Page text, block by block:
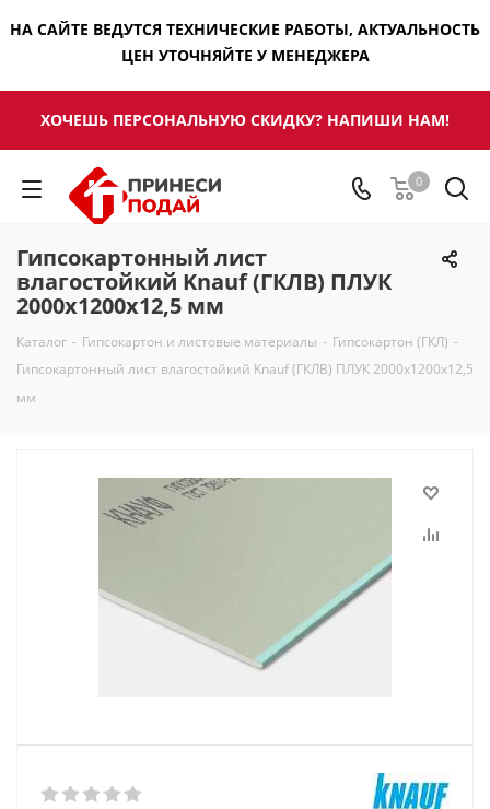
НА САЙТЕ ВЕДУТСЯ ТЕХНИЧЕСКИЕ РАБОТЫ, АКТУАЛЬНОСТЬ
ЦЕН УТОЧНЯЙТЕ У МЕНЕДЖЕРА
ХОЧЕШЬ ПЕРСОНАЛЬНУЮ СКИДКУ? НАПИШИ НАМ!
0
Гипсокартонный лист
влагостойкий Knauf (ГКЛВ) ПЛУК
2000x1200х12,5 мм
Каталог - Гипсокартон и листовые материалы - Гипсокартон (ГКЛ) -
Гипсокартонный лист влагостойкий Knauf (ГКЛВ) ПЛУК 2000x1200х12,5
мм